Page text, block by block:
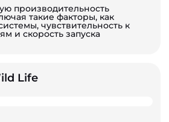
производительность
такие факторы, как
чувствительность к
и скорость запуска
Life